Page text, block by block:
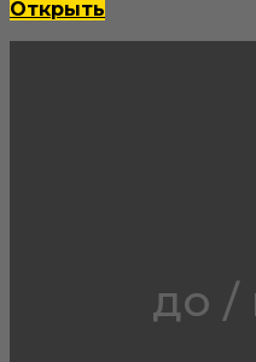
Открыть
до /